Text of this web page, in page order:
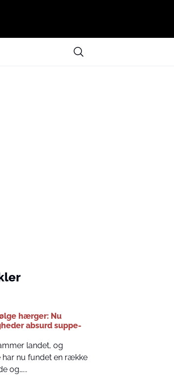
hærger: Nu
absurd suppe-
landet, og
har nu fundet en række
og…...